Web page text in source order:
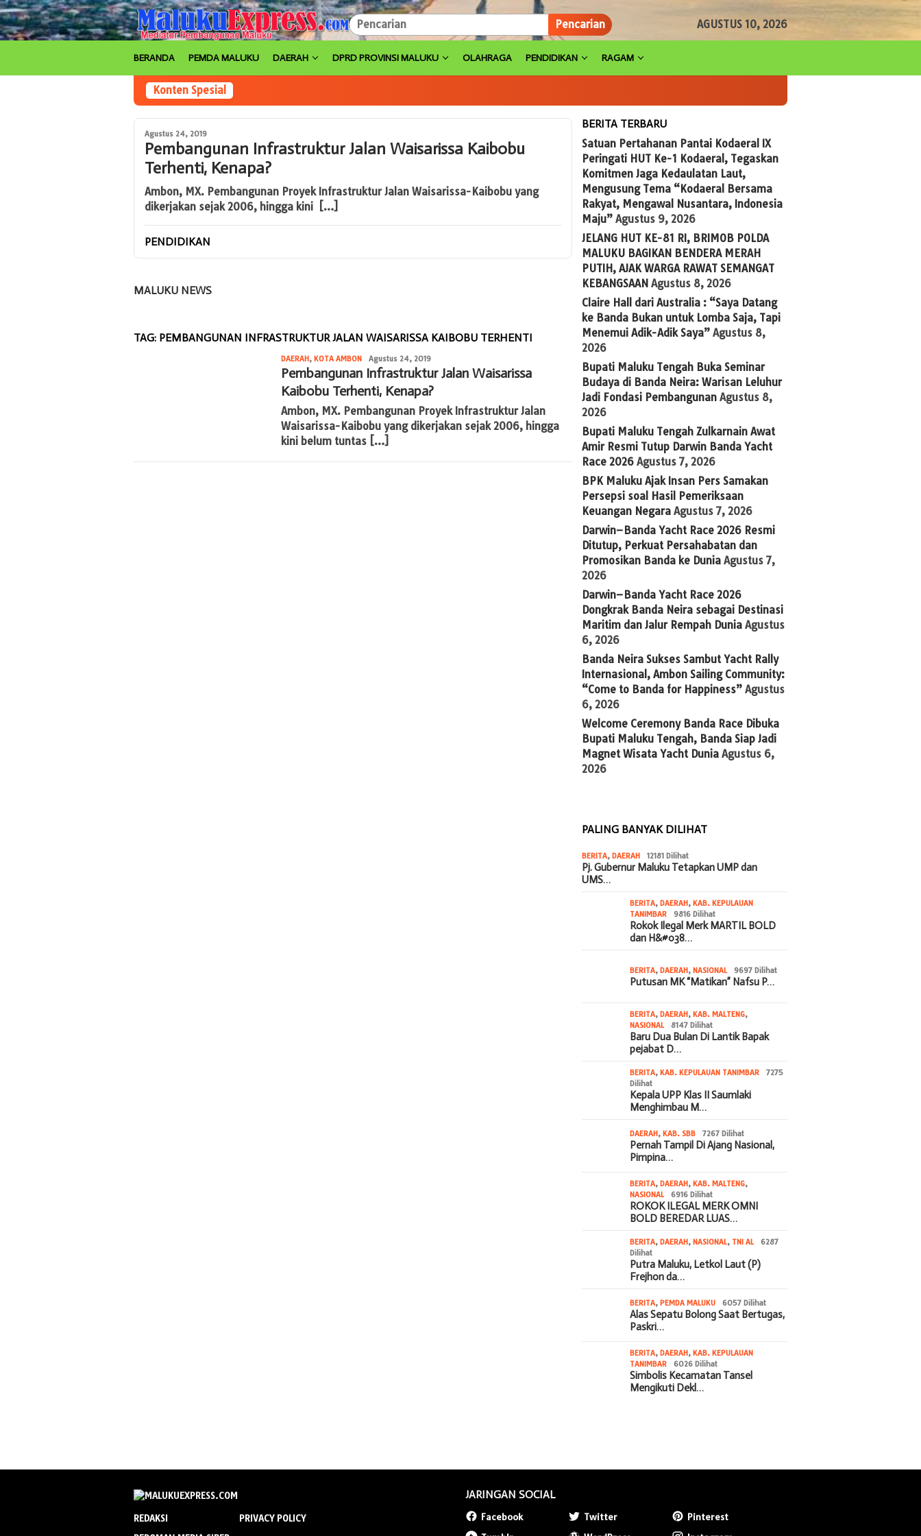
Loncat
ke
konten
Pencarian AGUSTUS 10, 2026
BERANDA PEMDA MALUKU DAERAH DPRD PROVINSI MALUKU OLAHRAGA PENDIDIKAN RAGAM
Konten Spesial
Agustus 24, 2019
Pembangunan Infrastruktur Jalan Waisarissa Kaibobu
Terhenti, Kenapa?
Ambon, MX. Pembangunan Proyek Infrastruktur Jalan Waisarissa-Kaibobu yang
dikerjakan sejak 2006, hingga kini […]
PENDIDIKAN
MALUKU NEWS
TAG: PEMBANGUNAN INFRASTRUKTUR JALAN WAISARISSA KAIBOBU TERHENTI
DAERAH, KOTA AMBONadmin
Agustus 24, 2019
Pembangunan Infrastruktur Jalan Waisarissa
Kaibobu Terhenti, Kenapa?
Ambon, MX. Pembangunan Proyek Infrastruktur Jalan
Waisarissa-Kaibobu yang dikerjakan sejak 2006, hingga
kini belum tuntas […]
BERITA TERBARU
Satuan Pertahanan Pantai Kodaeral IX
Peringati HUT Ke-1 Kodaeral, Tegaskan
Komitmen Jaga Kedaulatan Laut,
Mengusung Tema “Kodaeral Bersama
Rakyat, Mengawal Nusantara, Indonesia
Maju” Agustus 9, 2026
JELANG HUT KE-81 RI, BRIMOB POLDA
MALUKU BAGIKAN BENDERA MERAH
PUTIH, AJAK WARGA RAWAT SEMANGAT
KEBANGSAAN Agustus 8, 2026
Claire Hall dari Australia : “Saya Datang
ke Banda Bukan untuk Lomba Saja, Tapi
Menemui Adik-Adik Saya” Agustus 8,
2026
Bupati Maluku Tengah Buka Seminar
Budaya di Banda Neira: Warisan Leluhur
Jadi Fondasi Pembangunan Agustus 8,
2026
Bupati Maluku Tengah Zulkarnain Awat
Amir Resmi Tutup Darwin Banda Yacht
Race 2026 Agustus 7, 2026
BPK Maluku Ajak Insan Pers Samakan
Persepsi soal Hasil Pemeriksaan
Keuangan Negara Agustus 7, 2026
Darwin–Banda Yacht Race 2026 Resmi
Ditutup, Perkuat Persahabatan dan
Promosikan Banda ke Dunia Agustus 7,
2026
Darwin–Banda Yacht Race 2026
Dongkrak Banda Neira sebagai Destinasi
Maritim dan Jalur Rempah Dunia Agustus
6, 2026
Banda Neira Sukses Sambut Yacht Rally
Internasional, Ambon Sailing Community:
“Come to Banda for Happiness” Agustus
6, 2026
Welcome Ceremony Banda Race Dibuka
Bupati Maluku Tengah, Banda Siap Jadi
Magnet Wisata Yacht Dunia Agustus 6,
2026
PALING BANYAK DILIHAT
BERITA,DAERAH 12181 Dilihat
Pj. Gubernur Maluku Tetapkan UMP dan
UMS…
BERITA,DAERAH,KAB. KEPULAUAN
TANIMBAR
9816 Dilihat
Rokok Ilegal Merk MARTIL BOLD
dan H&#038…
BERITA,DAERAH,NASIONAL 9697 Dilihat
Putusan MK “Matikan” Nafsu P…
BERITA,DAERAH,KAB. MALTENG,
NASIONAL
8147 Dilihat
Baru Dua Bulan Di Lantik Bapak
pejabat D…
BERITA,KAB. KEPULAUAN TANIMBAR
7275
Dilihat
Kepala UPP Klas II Saumlaki
Menghimbau M…
DAERAH,KAB. SBB 7267 Dilihat
Pernah Tampil Di Ajang Nasional,
Pimpina…
BERITA,DAERAH,KAB. MALTENG,
NASIONAL
6916 Dilihat
ROKOK ILEGAL MERK OMNI
BOLD BEREDAR LUAS…
BERITA,DAERAH,NASIONAL, TNI AL
6287
Dilihat
Putra Maluku, Letkol Laut (P)
Frejhon da…
BERITA,PEMDA MALUKU 6057 Dilihat
Alas Sepatu Bolong Saat Bertugas,
Paskri…
BERITA,DAERAH,KAB. KEPULAUAN
TANIMBAR
6026 Dilihat
Simbolis Kecamatan Tansel
Mengikuti Dekl…
REDAKSI
PRIVACY POLICY
JARINGAN SOCIAL
Facebook Twitter
Pinterest